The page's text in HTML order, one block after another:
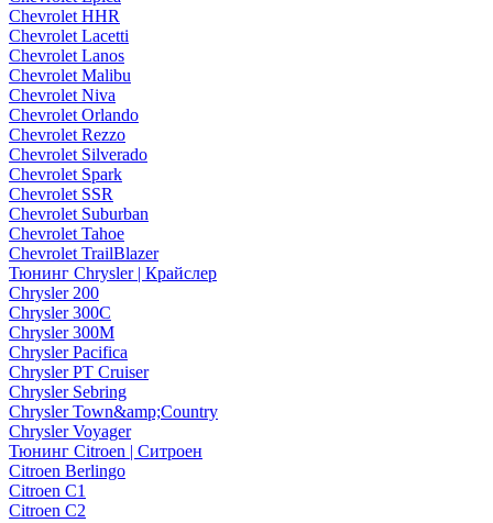
Chevrolet HHR
Chevrolet Lacetti
Chevrolet Lanos
Chevrolet Malibu
Chevrolet Niva
Chevrolet Orlando
Chevrolet Rezzo
Chevrolet Silverado
Chevrolet Spark
Chevrolet SSR
Chevrolet Suburban
Chevrolet Tahoe
Chevrolet TrailBlazer
Тюнинг Chrysler | Крайслер
Chrysler 200
Chrysler 300C
Chrysler 300M
Chrysler Pacifica
Chrysler PT Cruiser
Chrysler Sebring
Chrysler Town&amp;Country
Chrysler Voyager
Тюнинг Citroen | Ситроен
Citroen Berlingo
Citroen C1
Citroen C2